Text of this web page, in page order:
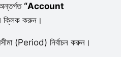
“Account
ক্লিক করুন।
(Period) নির্বাচন করুন।